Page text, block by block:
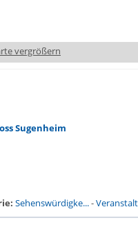
vergrößern
Sugenheim
Sehenswürdigke...-